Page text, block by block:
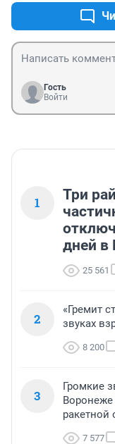
Гость
Войти
1
Три
дней в
25 561
2
«Гремит
звуках
8 200
3
Громкие
Воронеже
ракетной
7 577